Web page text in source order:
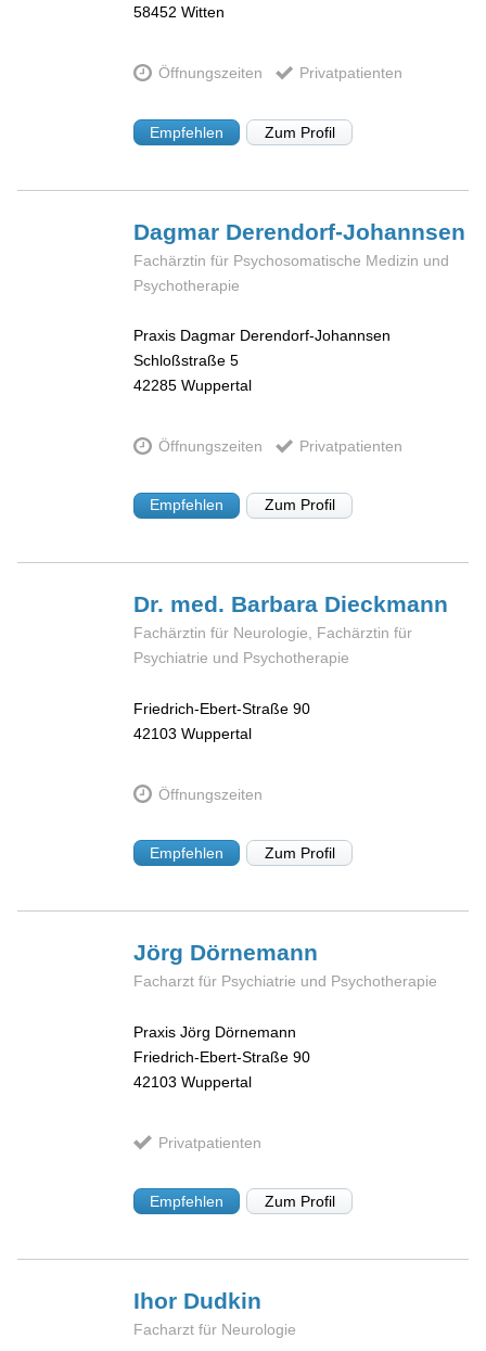
58452 Witten
Öffnungszeiten Privatpatienten
Empfehlen Zum Profil
Dagmar Derendorf-Johannsen
Fachärztin für Psychosomatische Medizin und
Psychotherapie
Praxis Dagmar Derendorf-Johannsen
Schloßstraße 5
42285 Wuppertal
Öffnungszeiten Privatpatienten
Empfehlen Zum Profil
Dr. med. Barbara Dieckmann
Fachärztin für Neurologie, Fachärztin für
Psychiatrie und Psychotherapie
Friedrich-Ebert-Straße 90
42103 Wuppertal
Öffnungszeiten
Empfehlen Zum Profil
Jörg Dörnemann
Facharzt für Psychiatrie und Psychotherapie
Praxis Jörg Dörnemann
Friedrich-Ebert-Straße 90
42103 Wuppertal
Privatpatienten
Empfehlen Zum Profil
Ihor Dudkin
Facharzt für Neurologie